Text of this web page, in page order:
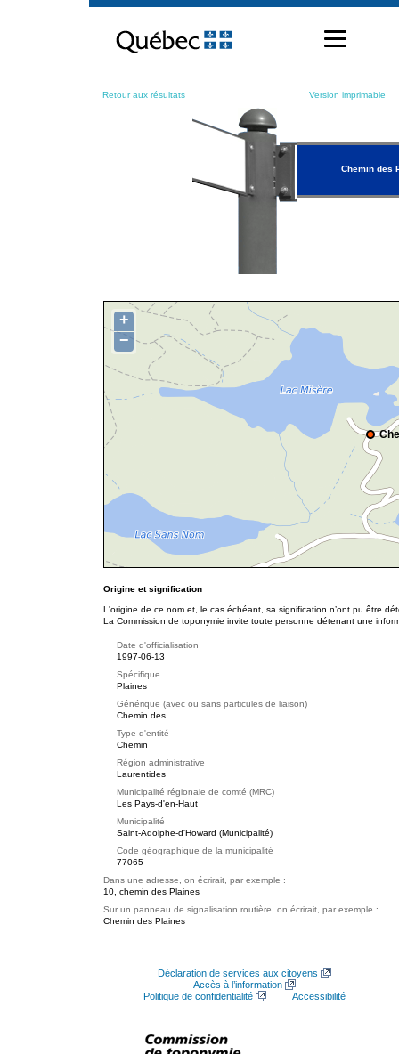
contenu
Retour aux résultats Version imprimable
Chemin des
+
−
Origine et signification
L'origine de ce nom et, le cas échéant, sa signification n’ont pu être
La Commission de toponymie invite toute personne détenant une
Date d'officialisation
1997-06-13
Spécifique
Plaines
Générique (avec ou sans particules de liaison)
Chemin des
Type d'entité
Chemin
Région administrative
Laurentides
Municipalité régionale de comté (MRC)
Les Pays-d'en-Haut
Municipalité
Saint-Adolphe-d'Howard (Municipalité)
Code géographique de la municipalité
77065
Dans une adresse, on écrirait, par exemple :
10, chemin des Plaines
Sur un panneau de signalisation routière, on écrirait, par exemple :
Chemin des Plaines
Déclaration de services aux citoyens
Accès à l’information
Politique de confidentialité
Accessibilité